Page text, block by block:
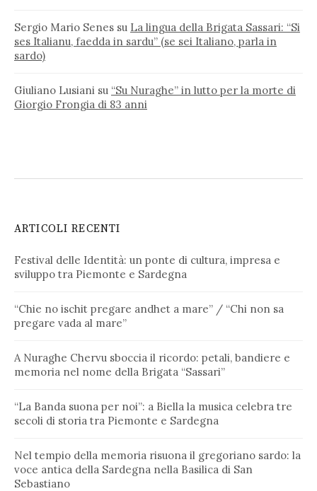
Sergio Mario Senes su La lingua della Brigata Sassari: “Si
ses Italianu, faedda in sardu” (se sei Italiano, parla in
sardo)
Giuliano Lusiani su “Su Nuraghe” in lutto per la morte di
Giorgio Frongia di 83 anni
ARTICOLI RECENTI
Festival delle Identità: un ponte di cultura, impresa e
sviluppo tra Piemonte e Sardegna
“Chie no ischit pregare andhet a mare” / “Chi non sa
pregare vada al mare”
A Nuraghe Chervu sboccia il ricordo: petali, bandiere e
memoria nel nome della Brigata “Sassari”
“La Banda suona per noi”: a Biella la musica celebra tre
secoli di storia tra Piemonte e Sardegna
Nel tempio della memoria risuona il gregoriano sardo: la
voce antica della Sardegna nella Basilica di San
Sebastiano